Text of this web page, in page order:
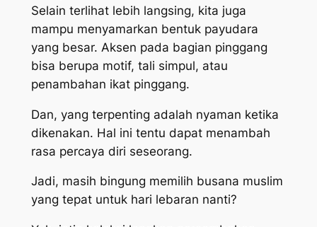
Selain terlihat lebih langsing, kita juga
mampu menyamarkan bentuk payudara
yang besar. Aksen pada bagian pinggang
bisa berupa motif, tali simpul, atau
penambahan ikat pinggang.
Dan, yang terpenting adalah nyaman ketika
dikenakan. Hal ini tentu dapat menambah
rasa percaya diri seseorang.
Jadi, masih bingung memilih busana muslim
yang tepat untuk hari lebaran nanti?